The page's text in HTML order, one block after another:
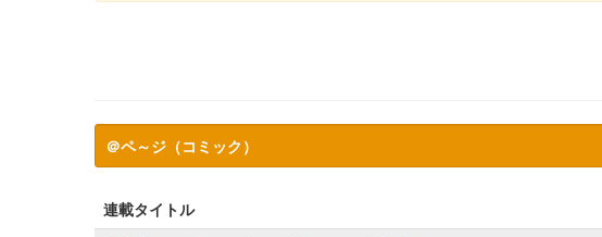
＠ペ～ジ（コミック）
連載タイトル